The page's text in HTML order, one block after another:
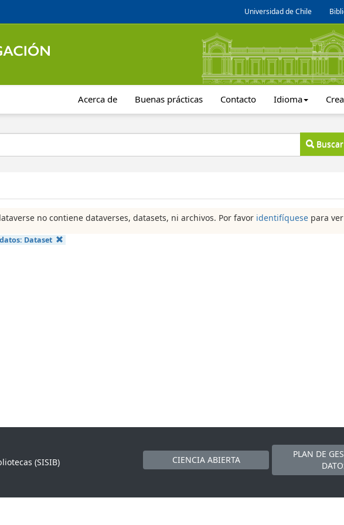
Universidad de Chile
Acerca de Buenas prácticas Contacto Idioma
Buscar
no contiene dataverses, datasets, ni archivos. Por favor identifíquese para
Dataset
(SISIB)
CIENCIA ABIERTA
PLAN DE